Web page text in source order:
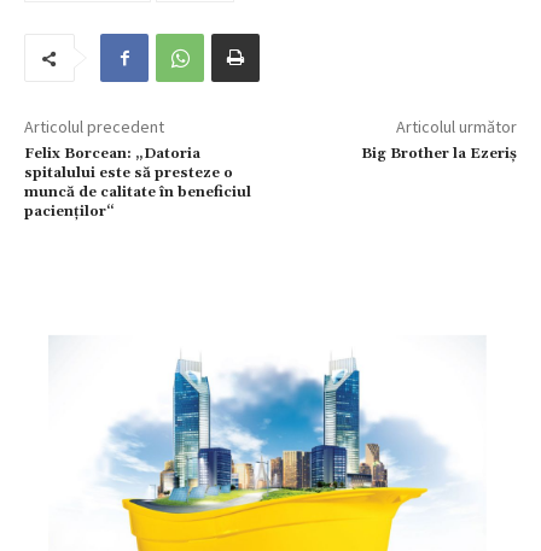
Articolul precedent
Felix Borcean: „Datoria
spitalului este să presteze o
muncă de calitate în beneficiul
pacienților“
Articolul următor
Big Brother la Ezeriș